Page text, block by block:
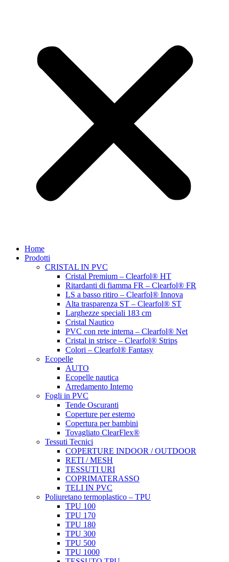
Home
Prodotti
CRISTAL IN PVC
Cristal Premium – Clearfol® HT
Ritardanti di fiamma FR – Clearfol® FR
LS a basso ritiro – Clearfol® Innova
Alta trasparenza ST – Clearfol® ST
Larghezze speciali 183 cm
Cristal Nautico
PVC con rete interna – Clearfol® Net
Cristal in strisce – Clearfol® Strips
Colori – Clearfol® Fantasy
Ecopelle
AUTO
Ecopelle nautica
Arredamento Interno
Fogli in PVC
Tende Oscuranti
Coperture per esterno
Copertura per bambini
Tovagliato ClearFlex®
Tessuti Tecnici
COPERTURE INDOOR / OUTDOOR
RETI / MESH
TESSUTI URI
COPRIMATERASSO
TELI IN PVC
Poliuretano termoplastico – TPU
TPU 100
TPU 170
TPU 180
TPU 300
TPU 500
TPU 1000